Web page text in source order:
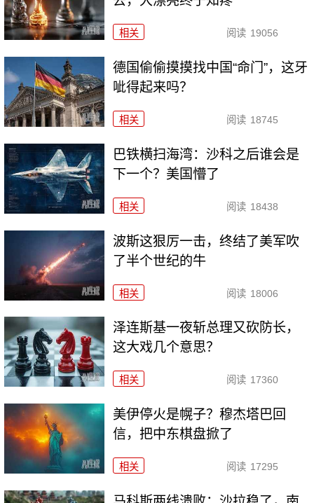
相关 阅读 19056
德国偷偷摸摸找中国“命门”，这牙
呲得起来吗？
相关 阅读 18745
巴铁横扫海湾：沙科之后谁会是
下一个？美国懵了
相关 阅读 18438
波斯这狠厉一击，终结了美军吹
了半个世纪的牛
相关 阅读 18006
泽连斯基一夜斩总理又砍防长，
这大戏几个意思？
相关 阅读 17360
美伊停火是幌子？穆杰塔巴回
信，把中东棋盘掀了
相关 阅读 17295